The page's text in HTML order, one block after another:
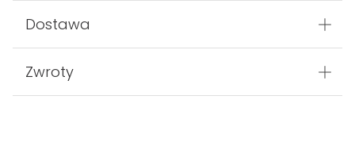
Dostawa
Zwroty